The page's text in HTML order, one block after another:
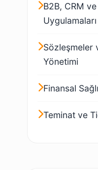
B2B, CRM
Uygulamaları
Sözleşmeler
Yönetimi
Finansal
Teminat ve